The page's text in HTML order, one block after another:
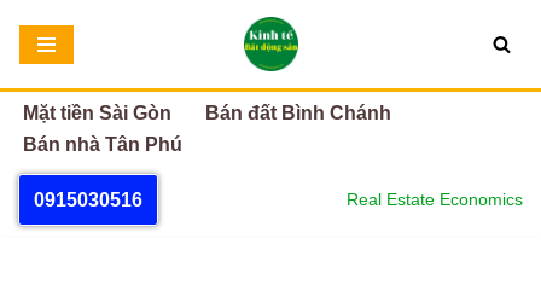
Chuyển
tới
nội
dung
Mặt tiền Sài Gòn
Bán đất Bình Chánh
Bán nhà Tân Phú
0915030516 Real Estate Economics